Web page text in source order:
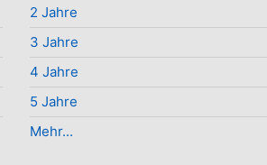
2 Jahre
3 Jahre
4 Jahre
5 Jahre
Mehr...